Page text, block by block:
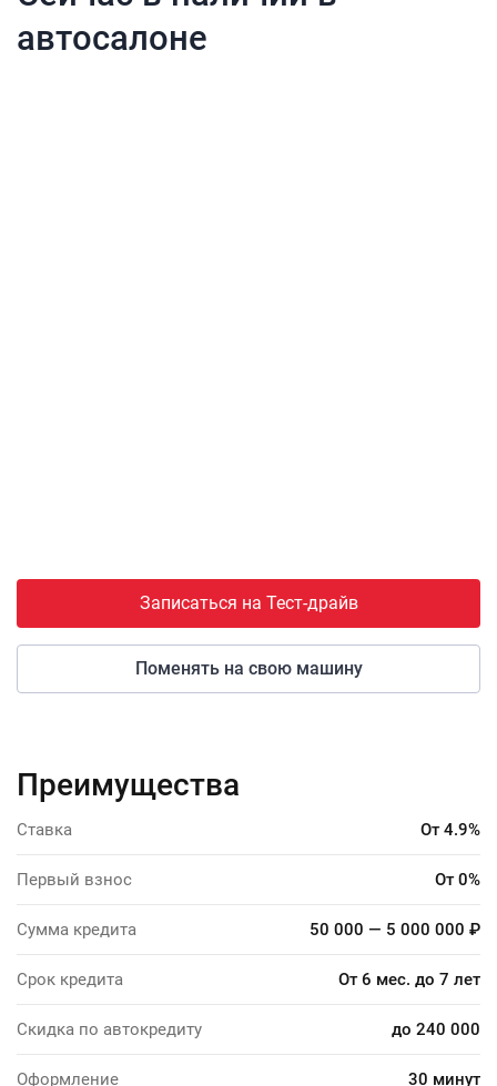
автосалоне
Записаться на Тест-драйв
Поменять на свою машину
Преимущества
Ставка От 4.9%
Первый взнос От 0%
Сумма кредита 50 000 — 5 000 000 ₽
Срок кредита От 6 мес. до 7 лет
Скидка по автокредиту до 240 000
Оформление 30 минут